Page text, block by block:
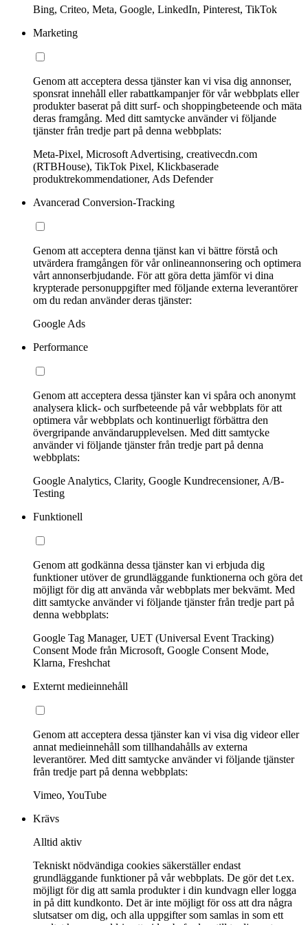
Bing, Criteo, Meta, Google, LinkedIn, Pinterest, TikTok
Marketing
Genom att acceptera dessa tjänster kan vi visa dig annonser,
sponsrat innehåll eller rabattkampanjer för vår webbplats eller
produkter baserat på ditt surf- och shoppingbeteende och mäta
deras framgång. Med ditt samtycke använder vi följande
tjänster från tredje part på denna webbplats:
Meta-Pixel, Microsoft Advertising, creativecdn.com
(RTBHouse), TikTok Pixel, Klickbaserade
produktrekommendationer, Ads Defender
Avancerad Conversion-Tracking
Genom att acceptera denna tjänst kan vi bättre förstå och
utvärdera framgången för vår onlineannonsering och optimera
vårt annonserbjudande. För att göra detta jämför vi dina
krypterade personuppgifter med följande externa leverantörer
om du redan använder deras tjänster:
Google Ads
Performance
Genom att acceptera dessa tjänster kan vi spåra och anonymt
analysera klick- och surfbeteende på vår webbplats för att
optimera vår webbplats och kontinuerligt förbättra den
övergripande användarupplevelsen. Med ditt samtycke
använder vi följande tjänster från tredje part på denna
webbplats:
Google Analytics, Clarity, Google Kundrecensioner, A/B-
Testing
Funktionell
Genom att godkänna dessa tjänster kan vi erbjuda dig
funktioner utöver de grundläggande funktionerna och göra det
möjligt för dig att använda vår webbplats mer bekvämt. Med
ditt samtycke använder vi följande tjänster från tredje part på
denna webbplats:
Google Tag Manager, UET (Universal Event Tracking)
Consent Mode från Microsoft, Google Consent Mode,
Klarna, Freshchat
Externt medieinnehåll
Genom att acceptera dessa tjänster kan vi visa dig videor eller
annat medieinnehåll som tillhandahålls av externa
leverantörer. Med ditt samtycke använder vi följande tjänster
från tredje part på denna webbplats:
Vimeo, YouTube
Krävs
Alltid aktiv
Tekniskt nödvändiga cookies säkerställer endast
grundläggande funktioner på vår webbplats. De gör det t.ex.
möjligt för dig att samla produkter i din kundvagn eller logga
in på ditt kundkonto. Det är inte möjligt för oss att dra några
slutsatser om dig, och alla uppgifter som samlas in som ett